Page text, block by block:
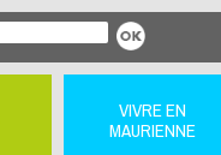
VIVRE EN
MAURIENNE